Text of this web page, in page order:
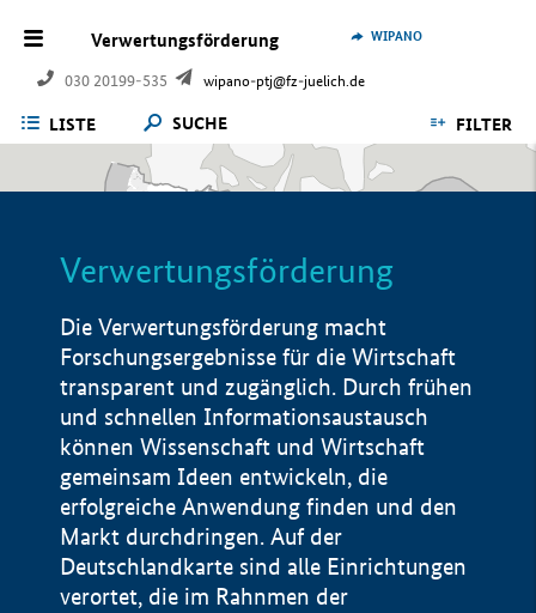
Verwertungsförderung
030 20199-535 wipano-ptj@fz-juelich.de
WIPANO
LISTE SUCHE FILTER
Verwertungsförderung
Die Verwertungsförderung macht
Forschungsergebnisse für die Wirtschaft
transparent und zugänglich. Durch frühen
und schnellen Informationsaustausch
können Wissenschaft und Wirtschaft
gemeinsam Ideen entwickeln, die
erfolgreiche Anwendung finden und den
Markt durchdringen. Auf der
Deutschlandkarte sind alle Einrichtungen
verortet, die im Rahnmen der